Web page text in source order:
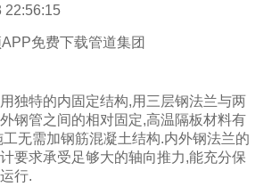
22:56:15
APP免费下载管道集团
独特的内固定结构,用三层钢法兰与两
钢管之间的相对固定,高温隔板材料有
无需加钢筋混凝土结构.内外钢法兰的
要求承受足够大的轴向推力,能充分保
行.